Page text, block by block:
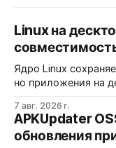
Linux на
Ядро Linux
но приложения на
Разработчики
создании
платят за это
7 авг. 2026 г.
APKUpdater
обновления